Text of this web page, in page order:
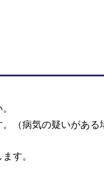
（病気の疑いがある
す。